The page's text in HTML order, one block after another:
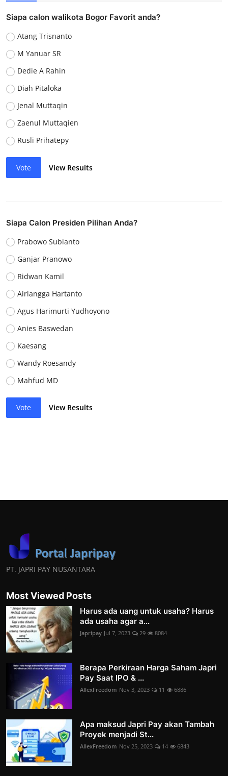
Siapa calon walikota Bogor Favorit anda?
Atang Trisnanto
M Yanuar SR
Dedie A Rahin
Diah Pitaloka
Jenal Muttaqin
Zaenul Muttaqien
Rusli Prihatepy
Vote View Results
Siapa Calon Presiden Pilihan Anda?
Prabowo Subianto
Ganjar Pranowo
Ridwan Kamil
Airlangga Hartanto
Agus Harimurti Yudhoyono
Anies Baswedan
Kaesang
Wandy Roesandy
Mahfud MD
Vote View Results
PT. JAPRI PAY NUSANTARA
Most Viewed Posts
Harus ada uang untuk usaha? Harus
ada usaha agar a...
Japripay Jul 7, 2023 29 8084
Berapa Perkiraan Harga Saham Japri
Pay Saat IPO & ...
AllexFreedom Nov 3, 2023 11 6886
Apa maksud Japri Pay akan Tambah
Proyek menjadi St...
AllexFreedom Nov 25, 2023 14 6843